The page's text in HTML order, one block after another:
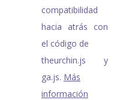
compatibilidad
hacia atrás con
el código de
theurchin.js y
ga.js. Más
información